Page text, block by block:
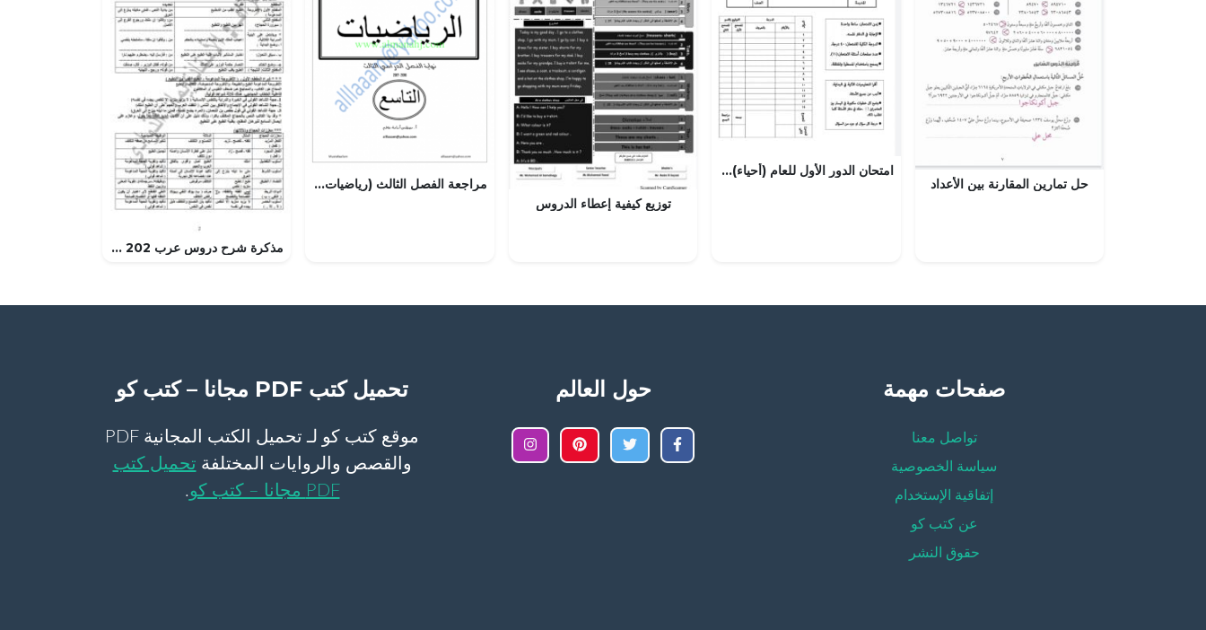
حل تمارين المقارنة بين الأعداد
امتحان الدور الأول للعام (أحياء) التاسع
توزيع كيفية إعطاء الدروس
مراجعة الفصل الثالث (رياضيات) التاسع العام
مذكرة شرح دروس عرب 202 (لغة عربية) الثاني الثانوي
صفحات مهمة
تواصل معنا
سياسة الخصوصية
إتفاقية الإستخدام
عن كتب كو
حقوق النشر
حول العالم تحميل كتب PDF مجانا – كتب كو
موقع كتب كو لـ تحميل الكتب المجانية PDF
والقصص والروايات المختلفة تحميل كتب
PDF مجانا – كتب كو
.